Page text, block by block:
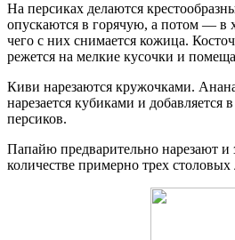
На персиках делаются
опускаются в горячую, а потом — в
чего с них снимается кожица.
режется на мелкие кусочки и
Киви нарезаются кружочками.
нарезается кубиками и добавляется
персиков.
Папайю предварительно нарезают и
количестве примерно трех